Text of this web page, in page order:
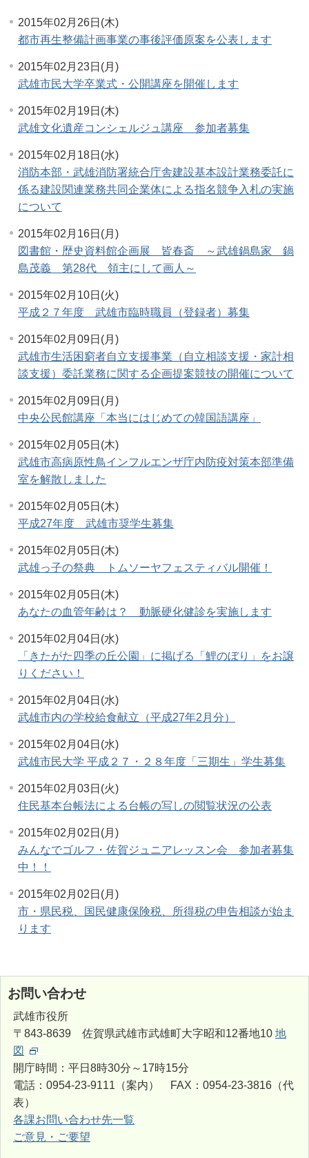
2015年02月26日(木)
都市再生整備計画事業の事後評価原案を公表します
2015年02月23日(月)
武雄市民大学卒業式・公開講座を開催します
2015年02月19日(木)
武雄文化遺産コンシェルジュ講座 参加者募集
2015年02月18日(水)
消防本部・武雄消防署統合庁舎建設基本設計業務委託に
係る建設関連業務共同企業体による指名競争入札の実施
について
2015年02月16日(月)
図書館・歴史資料館企画展 皆春斎 ～武雄鍋島家 鍋
島茂義 第28代 領主にして画人～
2015年02月10日(火)
平成２７年度 武雄市臨時職員（登録者）募集
2015年02月09日(月)
武雄市生活困窮者自立支援事業（自立相談支援・家計相
談支援）委託業務に関する企画提案競技の開催について
2015年02月09日(月)
中央公民館講座「本当にはじめての韓国語講座」
2015年02月05日(木)
武雄市高病原性鳥インフルエンザ庁内防疫対策本部準備
室を解散しました
2015年02月05日(木)
平成27年度 武雄市奨学生募集
2015年02月05日(木)
武雄っ子の祭典 トムソーヤフェスティバル開催！
2015年02月05日(木)
あなたの血管年齢は？ 動脈硬化健診を実施します
2015年02月04日(水)
「きたがた四季の丘公園」に掲げる「鯉のぼり」をお譲
りください！
2015年02月04日(水)
武雄市内の学校給食献立（平成27年2月分）
2015年02月04日(水)
武雄市民大学 平成２７・２８年度「三期生」学生募集
2015年02月03日(火)
住民基本台帳法による台帳の写しの閲覧状況の公表
2015年02月02日(月)
みんなでゴルフ・佐賀ジュニアレッスン会 参加者募集
中！！
2015年02月02日(月)
市・県民税、国民健康保険税、所得税の申告相談が始ま
ります
お問い合わせ
武雄市役所
〒843-8639 佐賀県武雄市武雄町大字昭和12番地10 地
図
開庁時間：平日8時30分～17時15分
電話：0954-23-9111（案内） FAX：0954-23-3816（代
表）
各課お問い合わせ先一覧
ご意見・ご要望